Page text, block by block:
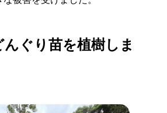
ぐり苗を植樹しま